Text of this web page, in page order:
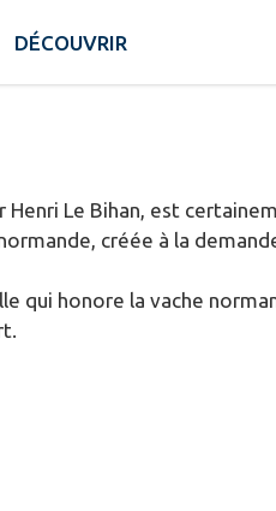
DÉCOUVRIR
Le Bihan, est
créée à la
qui honore la vache